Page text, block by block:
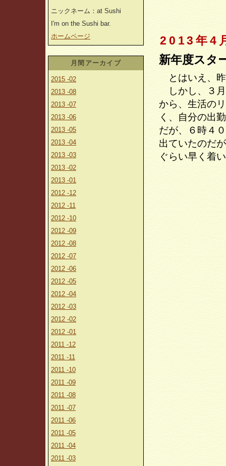
ニックネーム：at Sushi
I'm on the Sushi bar.
ホームページ
月間アーカイブ
2015 -02
2013 -08
2013 -07
2013 -06
2013 -05
2013 -04
2013 -03
2013 -02
2013 -01
2012 -12
2012 -11
2012 -10
2012 -09
2012 -08
2012 -07
2012 -06
2012 -05
2012 -04
2012 -03
2012 -02
2012 -01
2011 -12
2011 -11
2011 -10
2011 -09
2011 -08
2011 -07
2011 -06
2011 -05
2011 -04
2011 -03
2013年4
新年度スタ
とはいえ、昨
しかし、３月
から、生活の
く、自分の出
だが、６時４
出ていたのだ
ぐらい早く着